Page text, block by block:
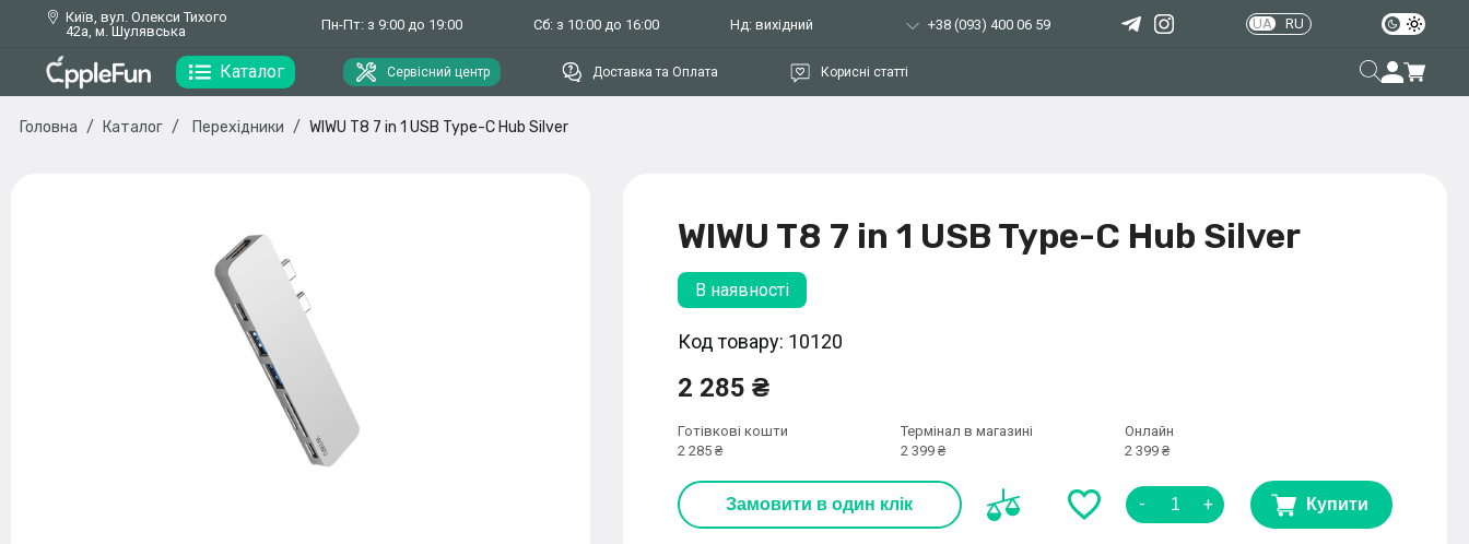
Київ, вул. Олекси Тихого
42а, м. Шулявська
Пн-Пт: з 9:00 до 19:00 Сб: з 10:00 до 16:00 Нд: вихідний +38 (093) 400 06 59 UA RU
Каталог Сервісний центр Доставка та Оплата Корисні статті
Головна Каталог Перехідники WIWU T8 7 in 1 USB Type-C Hub Silver
WIWU T8 7 in 1 USB Type-C Hub Silver
В наявності
Код товару: 10120
2 285 ₴
Готівкові кошти
2 285 ₴
Термінал в магазині
2 399 ₴
Онлайн
2 399 ₴
Замовити в один клік - + Купити